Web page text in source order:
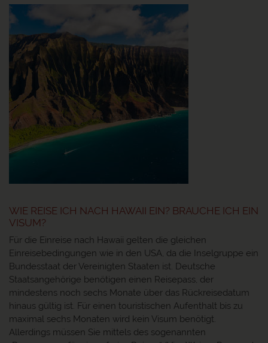
WIE REISE ICH NACH HAWAII EIN? BRAUCHE ICH EIN
VISUM?
Für die Einreise nach Hawaii gelten die gleichen
Einreisebedingungen wie in den USA, da die Inselgruppe ein
Bundesstaat der Vereinigten Staaten ist. Deutsche
Staatsangehörige benötigen einen Reisepass, der
mindestens noch sechs Monate über das Rückreisedatum
hinaus gültig ist. Für einen touristischen Aufenthalt bis zu
maximal sechs Monaten wird kein Visum benötigt.
Allerdings müssen Sie mittels des sogenannten